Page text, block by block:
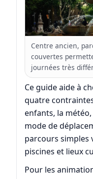
Centre ancien,
couvertes
journées très
Ce guide aide à
quatre
enfants, la
mode de
parcours simples
piscines et lieux
Pour les